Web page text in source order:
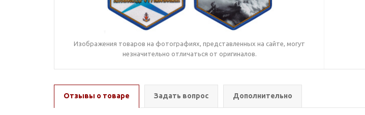
Изображения товаров на фотографиях, представленных на сайте, могут
незначительно отличаться от оригиналов.
Отзывы о товаре Задать вопрос Дополнительно